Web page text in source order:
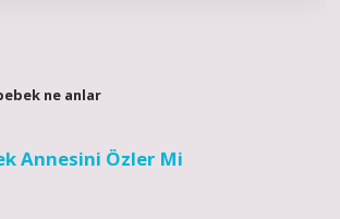
ne anlar
Annesini Özler Mi